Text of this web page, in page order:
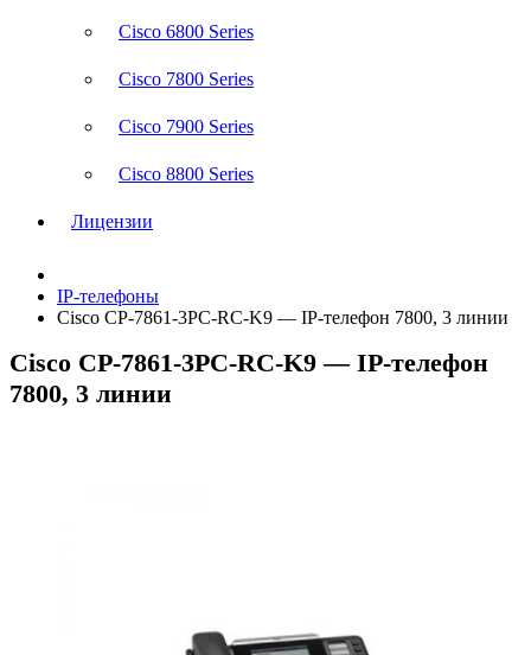
Cisco 6800 Series
Cisco 7800 Series
Cisco 7900 Series
Cisco 8800 Series
Лицензии
IP-телефоны
Cisco CP-7861-3PC-RC-K9 — IP-телефон 7800, 3 линии
Cisco CP-7861-3PC-RC-K9 — IP-телефон
7800, 3 линии